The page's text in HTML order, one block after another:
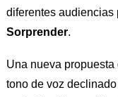
diferentes audiencias
Sorprender.
Una nueva
tono de voz